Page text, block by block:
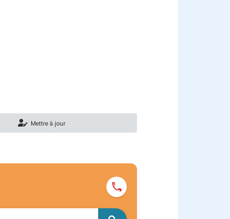
Mettre à jour